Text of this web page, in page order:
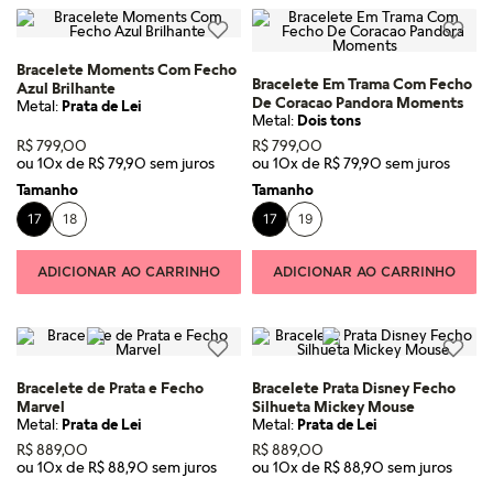
Bracelete Moments Com Fecho
Azul Brilhante
Metal:Prata de Lei
R$799,00
ou 10x de R$79,90
Tamanho
17 18
ADICIONAR AO CARRINHO
Bracelete Em Trama Com Fecho
De Coracao Pandora Moments
Metal:Dois tons
R$799,00
ou 10x de R$79,90
Tamanho
17 19
ADICIONAR AO CARRINHO
Bracelete de Prata e Fecho
Marvel
Metal:Prata de Lei
R$889,00
ou 10x de R$88,90
Bracelete Prata Disney Fecho
Silhueta Mickey Mouse
Metal:Prata de Lei
R$889,00
ou 10x de R$88,90